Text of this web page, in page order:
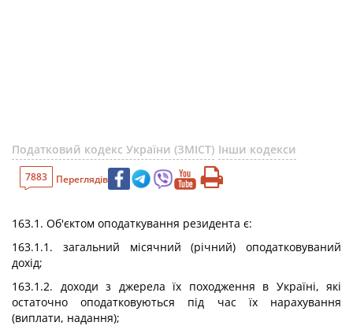
Податковий кодекс України (ЗМІСТ) Інши кодекси
7883 Переглядів
163.1. Об'єктом оподаткування резидента є:
163.1.1. загальний місячний (річний) оподатковуваний
дохід;
163.1.2. доходи з джерела їх походження в Україні, які
остаточно оподатковуються під час їх нарахування
(виплати, надання);